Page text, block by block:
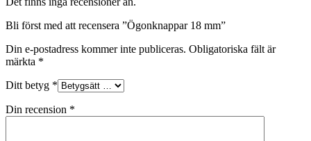
Bli först med att recensera ”Ögonknappar 18 mm”
Din e-postadress kommer inte publiceras. Obligatoriska fält är
märkta *
Ditt betyg *
Din recension *